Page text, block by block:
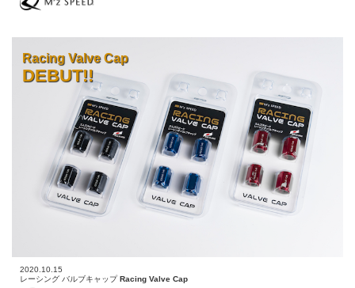
Racing Valve Cap
DEBUT!!
2020.10.15
レーシング バルブキャップRacing Valve Cap